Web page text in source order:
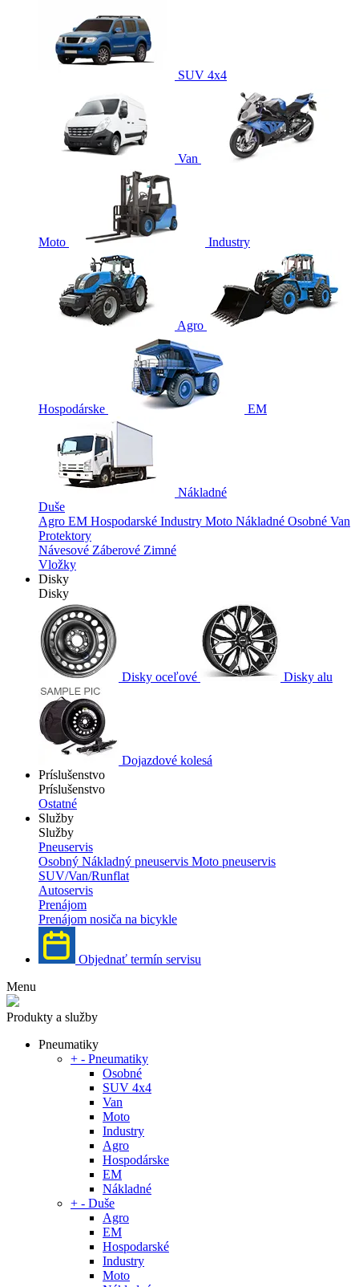
SUV 4x4
Van
Moto Industry
Agro
Hospodárske EM
Nákladné
Duše
Agro EM Hospodarské Industry Moto Nákladné Osobné Van
Protektory
Návesové Záberové Zimné
Vložky
Disky
Disky
Disky oceľové Disky alu
Dojazdové kolesá
Príslušenstvo
Príslušenstvo
Ostatné
Služby
Služby
Pneuservis
Osobný Nákladný pneuservis Moto pneuservis
SUV/Van/Runflat
Autoservis
Prenájom
Prenájom nosiča na bicykle
Objednať termín servisu
Menu
Produkty a služby
Pneumatiky
+ - Pneumatiky
Osobné
SUV 4x4
Van
Moto
Industry
Agro
Hospodárske
EM
Nákladné
+ - Duše
Agro
EM
Hospodarské
Industry
Moto